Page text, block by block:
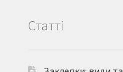
Статті